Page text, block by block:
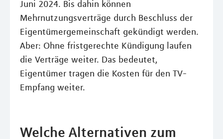
Juni 2024. Bis dahin können
Mehrnutzungsverträge durch Beschluss der
Eigentümergemeinschaft gekündigt werden.
Aber: Ohne fristgerechte Kündigung laufen
die Verträge weiter. Das bedeutet,
Eigentümer tragen die Kosten für den TV-
Empfang weiter.
Welche Alternativen zum